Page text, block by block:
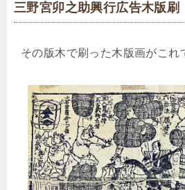
三野宮卯之助興行広告木版刷
その版木で刷った木版画がこれ